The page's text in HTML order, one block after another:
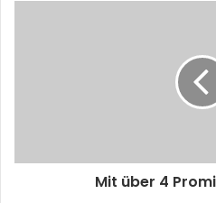
Mit über 4